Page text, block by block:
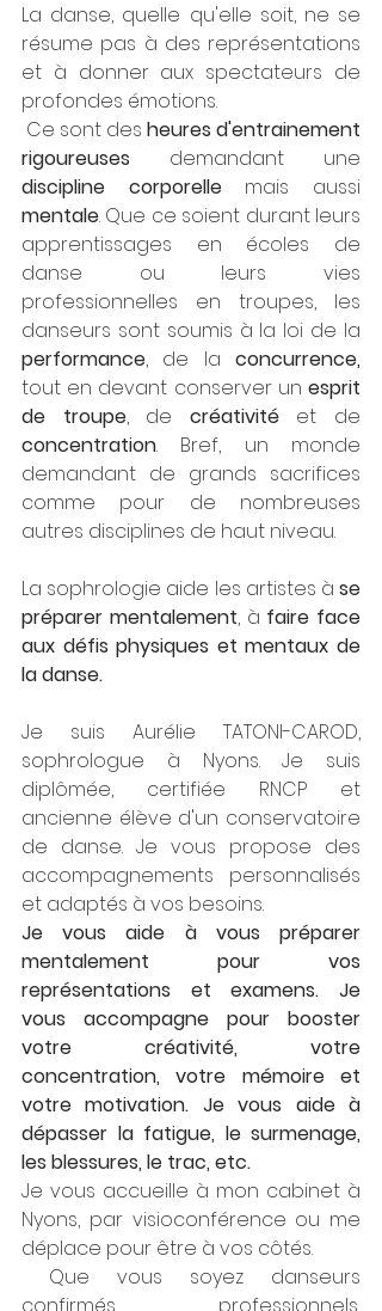
La danse, quelle qu'elle soit, ne se
résume pas à des représentations
et à donner aux spectateurs de
profondes émotions.
Ce sont des heures d'entrainement
rigoureuses
discipline corporelle
mentale. Que ce soient durant leurs
apprentissages en écoles de
danse ou leurs vies
professionnelles en troupes, les
performance, de la
tout en devant conserver un esprit
de troupe, de créativité
concentration. Bref, un monde
demandant de grands sacrifices
comme pour de nombreuses
autres disciplines de haut niveau.
La sophrologie aide les artistes à se
préparer mentalement, à faire face
aux défis physiques et mentaux de
la danse.
Je suis Aurélie TATONI-CAROD,
sophrologue à Nyons. Je suis
diplômée, certifiée RNCP et
ancienne élève d'un conservatoire
de danse. Je vous propose des
accompagnements personnalisés
et adaptés à vos besoins.
Je vous aide à vous préparer
mentalement pour vos
représentations et examens. Je
vous accompagne pour booster
votre créativité, votre
concentration, votre mémoire et
votre motivation. Je vous aide à
dépasser la fatigue, le surmenage,
les blessures, le trac, etc.
Je vous accueille à mon cabinet à
Nyons, par visioconférence ou me
déplace pour être à vos côtés.